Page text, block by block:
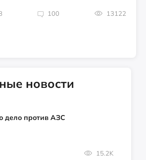
100 13122
новости
дело против АЗС
15.2K